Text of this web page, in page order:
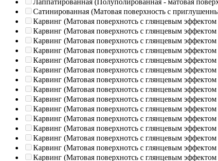
Лаппатированная (Полуполированная - матовая
Сатинированная (Матовая поверхность с
Карвинг (Матовая поверхнотсь с глянцевым эффектом
Карвинг (Матовая поверхнотсь с глянцевым эффектом
Карвинг (Матовая поверхнотсь с глянцевым эффектом
Карвинг (Матовая поверхнотсь с глянцевым эффектом
Карвинг (Матовая поверхнотсь с глянцевым эффектом
Карвинг (Матовая поверхнотсь с глянцевым эффектом
Карвинг (Матовая поверхнотсь с глянцевым эффектом
Карвинг (Матовая поверхнотсь с глянцевым эффектом
Карвинг (Матовая поверхнотсь с глянцевым эффектом
Карвинг (Матовая поверхнотсь с глянцевым эффектом
Карвинг (Матовая поверхнотсь с глянцевым эффектом
Карвинг (Матовая поверхнотсь с глянцевым эффектом
Карвинг (Матовая поверхнотсь с глянцевым эффектом
Карвинг (Матовая поверхнотсь с глянцевым эффектом
Карвинг (Матовая поверхнотсь с глянцевым эффектом